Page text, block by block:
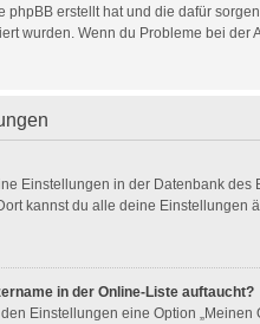
phpBB erstellt hat und die dafür
wurden. Wenn du Probleme bei
Einstellungen in der Datenbank
kannst du alle deine Einstellungen
in der Online-Liste auftaucht?
Einstellungen eine Option